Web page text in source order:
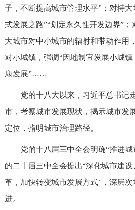
子，不断提高城市管理水平”；对特
式发展之路”“划定永久性开发边界”
大城市对中小城市的辐射和带动作用
对小城镇，强调“因地制宜发展小城
康发展”……
党的十八大以来，习近平总书记
市，考察城市发展现状，揭示城市发
定位，指明城市治理路径。
党的十八届三中全会明确“推进
的二十届三中全会提出“深化城市建
革，加快转变城市发展方式”，深层
进。